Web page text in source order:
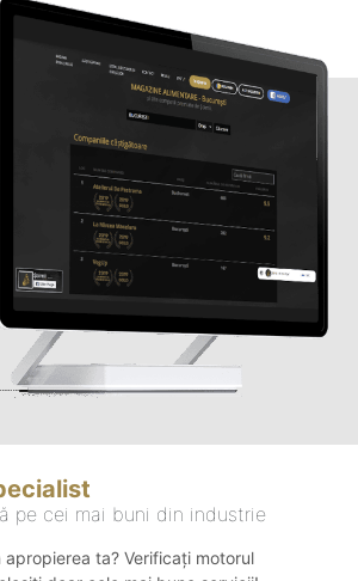
pe cei mai buni din industrie
apropierea ta? Verificați motorul